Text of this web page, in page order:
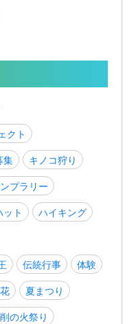
クト
集
キノコ狩り
プラリー
ット
ハイキング
伝統行事
体験
夏まつり
の火祭り